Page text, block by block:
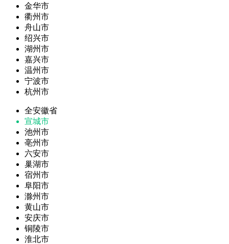
金华市
衢州市
舟山市
绍兴市
湖州市
嘉兴市
温州市
宁波市
杭州市
全安徽省
宣城市
池州市
亳州市
六安市
巢湖市
宿州市
阜阳市
滁州市
黄山市
安庆市
铜陵市
淮北市